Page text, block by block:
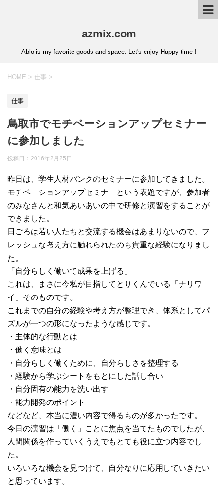
azmix.com
Ablo is my favorite goods and space. Let's enjoy Happy time !
HOME > 仕事 >
仕事
鳥取市でモチベーションアップセミナー
に参加しました
投稿日： 2016年2月25日
昨日は、学生人材バンクのセミナーに参加してきました。
モチベーションアップセミナーという表題ですが、参加者
のみなさんと和気あいあいの中で研修と演習をすることが
できました。
日ごろは若い人たちと交流する機会はあまりないので、フ
レッシュな考え方に触れられたのも貴重な経験になりまし
た。
「自分らしく働いて成果を上げる」
これは、まさに今私が目指してとりくんでいる「ナリワ
イ」そのものです。
これまでの自分の経験や考え方が整理でき、体系としてパ
ズルが一つの形になったような感じです。
・主体的な行動とは
・働く意味とは
・自分らしく働くために、自分らしさを整理する
・経験から学ぶシートをもとにした話し合い
・自分固有の能力を洗い出す
・能力開発のポイント
などなど、本当に濃い内容で得るものが多かったです。
今日の演習は「働く」ことに焦点を当てたものでしたが、
人間関係を作っていくうえでもとても役に立つ内容でし
た。
いろいろな機会を見つけて、自分なりに応用していきたい
と思っています。